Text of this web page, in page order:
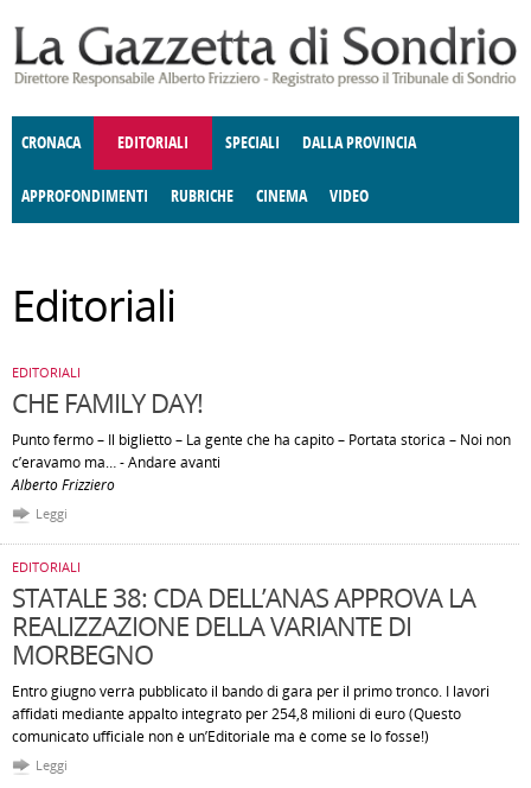
CRONACA EDITORIALI SPECIALI DALLA PROVINCIA
APPROFONDIMENTI
E SPETTACOLI POLITICA
RUBRICHE
DELLE IDEE FATTI DELLO SPIRITO
CINEMA VIDEO
Editoriali
EDITORIALI
CHE FAMILY DAY!
Punto fermo – Il biglietto – La gente che ha capito – Portata storica – Noi non
c’eravamo ma… - Andare avanti
Alberto Frizziero
Leggi
EDITORIALI
STATALE 38: CDA DELL’ANAS APPROVA LA
REALIZZAZIONE DELLA VARIANTE DI
MORBEGNO
Entro giugno verrà pubblicato il bando di gara per il primo tronco. I lavori
affidati mediante appalto integrato per 254,8 milioni di euro (Questo
comunicato ufficiale non è un’Editoriale ma è come se lo fosse!)
Leggi